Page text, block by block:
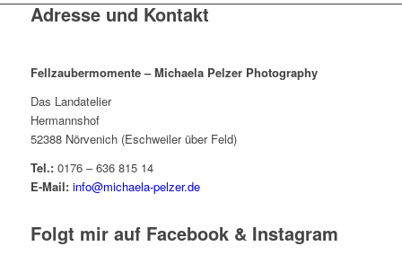
Adresse und Kontakt
Fellzaubermomente –Michaela Pelzer Photography
Das Landatelier
Hermannshof
52388 Nörvenich (Eschweiler über Feld)
Tel.:0176 – 636 815 14
E-Mail: info@michaela-pelzer.de
Folgt mir auf Facebook & Instagram